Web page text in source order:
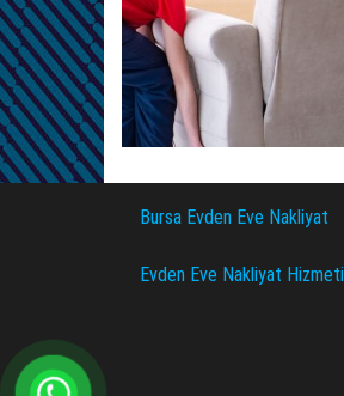
Bursa Evden Eve Nakliyat
Evden Eve Nakliyat Hizmeti